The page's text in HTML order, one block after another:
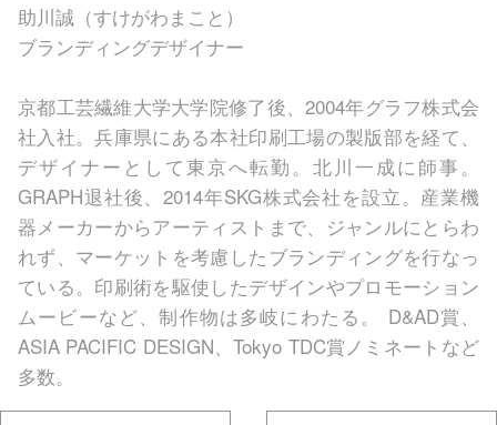
助川誠（すけがわまこと）
ブランディングデザイナー
京都工芸繊維大学大学院修了後、2004年グラフ株式会
社入社。兵庫県にある本社印刷工場の製版部を経て、
デザイナーとして東京へ転勤。北川一成に師事。
GRAPH退社後、2014年SKG株式会社を設立。産業機
器メーカーからアーティストまで、ジャンルにとらわ
れず、マーケットを考慮したブランディングを行なっ
ている。印刷術を駆使したデザインやプロモーション
ムービーなど、制作物は多岐にわたる。 D&AD賞、
ASIA PACIFIC DESIGN、Tokyo TDC賞ノミネートなど
多数。